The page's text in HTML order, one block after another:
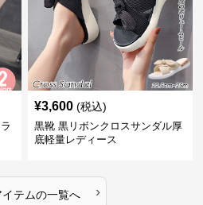
¥3,600 (税込)
黒靴 黒リボンクロスサンダル厚
底軽量レディース
イテムの一覧へ ›